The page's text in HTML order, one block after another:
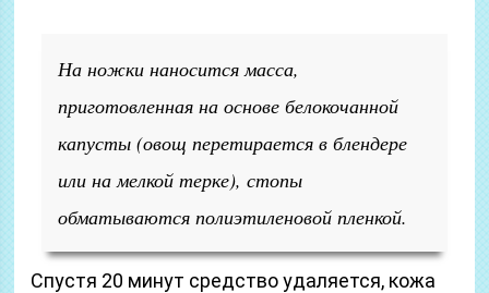
На ножки наносится масса,
приготовленная на основе белокочанной
капусты (овощ перетирается в блендере
или на мелкой терке), стопы
обматываются полиэтиленовой пленкой.
Спустя 20 минут средство удаляется, кожа